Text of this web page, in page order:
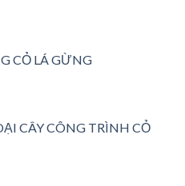
CỎ LÁ GỪNG
CÂY CÔNG TRÌNH CỎ